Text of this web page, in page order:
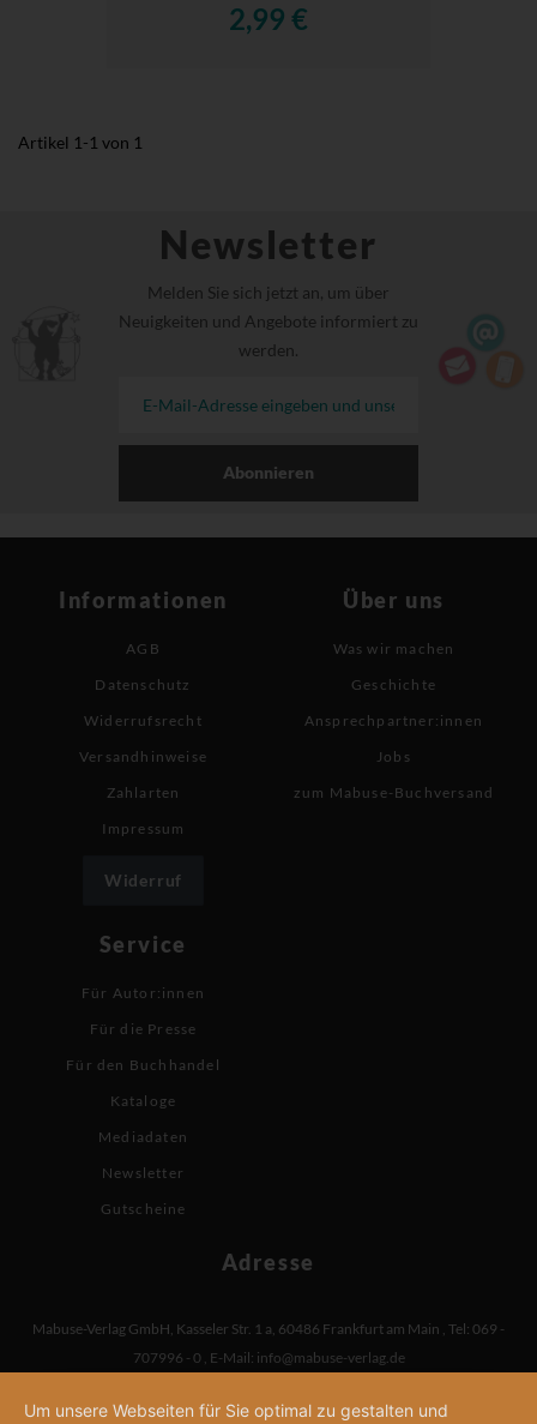
2,99 €
Artikel 1 -1 von 1
Newsletter
Melden Sie sich jetzt an, um über
Neuigkeiten und Angebote informiert zu
werden.
Abonnieren
Informationen
AGB
Datenschutz
Widerrufsrecht
Versandhinweise
Zahlarten
Impressum
Widerruf
Über uns
Was wir machen
Geschichte
Ansprechpartner:innen
Jobs
zum Mabuse-Buchversand
Service
Für Autor:innen
Für die Presse
Für den Buchhandel
Kataloge
Mediadaten
Newsletter
Gutscheine
Adresse
Mabuse-Verlag GmbH, Kasseler Str. 1 a, 60486 Frankfurt am Main , Tel: 069 -
707996 - 0 , E-Mail: info@mabuse-verlag.de
Um unsere Webseiten für Sie optimal zu gestalten und